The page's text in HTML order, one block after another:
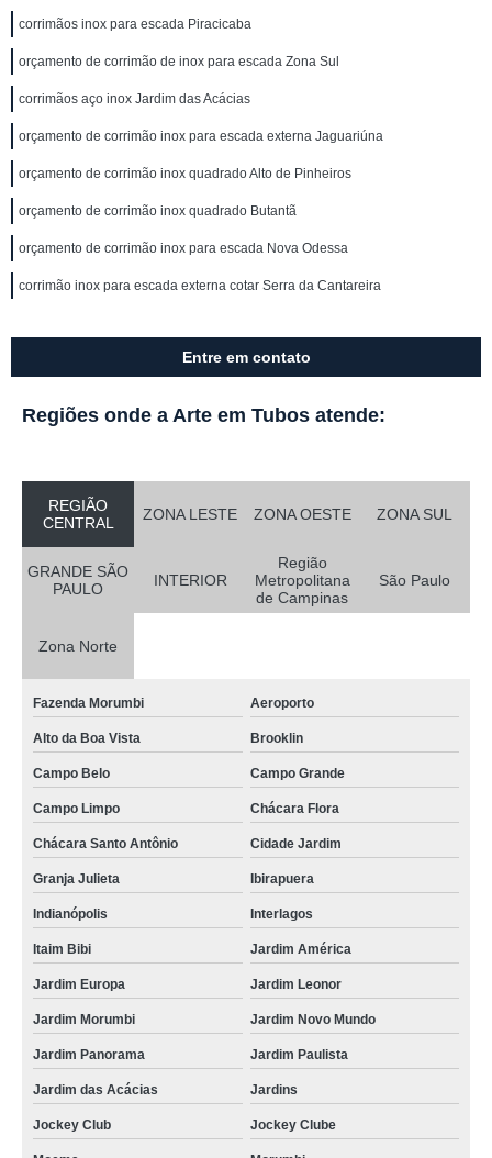
corrimãos inox para escada Piracicaba
orçamento de corrimão de inox para escada Zona Sul
corrimãos aço inox Jardim das Acácias
orçamento de corrimão inox para escada externa Jaguariúna
orçamento de corrimão inox quadrado Alto de Pinheiros
orçamento de corrimão inox quadrado Butantã
orçamento de corrimão inox para escada Nova Odessa
corrimão inox para escada externa cotar Serra da Cantareira
Entre em contato
Regiões onde a Arte em Tubos atende:
REGIÃO
CENTRAL
ZONA LESTE ZONA OESTE ZONA SUL
GRANDE SÃO
PAULO
INTERIOR
Região
Metropolitana
de Campinas
São Paulo
Zona Norte
Fazenda Morumbi Aeroporto
Alto da Boa Vista Brooklin
Campo Belo Campo Grande
Campo Limpo Chácara Flora
Chácara Santo Antônio Cidade Jardim
Granja Julieta Ibirapuera
Indianópolis Interlagos
Itaim Bibi Jardim América
Jardim Europa Jardim Leonor
Jardim Morumbi Jardim Novo Mundo
Jardim Panorama Jardim Paulista
Jardim das Acácias Jardins
Jockey Club Jockey Clube